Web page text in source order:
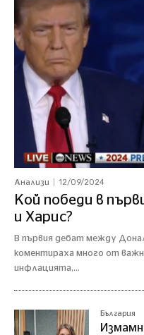
Анализи 12/09/2024
Кой победи в
и Харис?
В първия дебат между
коментираха много от
инфлацията,...
България